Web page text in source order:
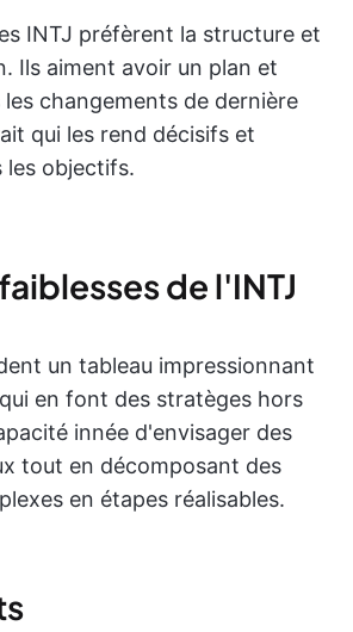
INTJ préfèrent la structure et
Ils aiment avoir un plan et
changements de dernière
qui les rend décisifs et
les objectifs.
de l'INTJ
un tableau impressionnant
en font des stratèges hors
innée d'envisager des
tout en décomposant des
en étapes réalisables.